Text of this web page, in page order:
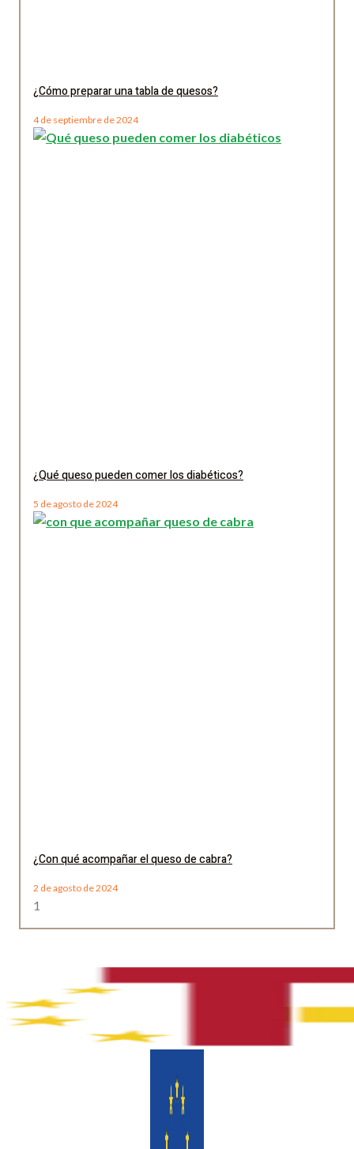
¿Cómo preparar una tabla de quesos?
4 de septiembre de 2024
¿Qué queso pueden comer los diabéticos?
5 de agosto de 2024
¿Con qué acompañar el queso de cabra?
2 de agosto de 2024